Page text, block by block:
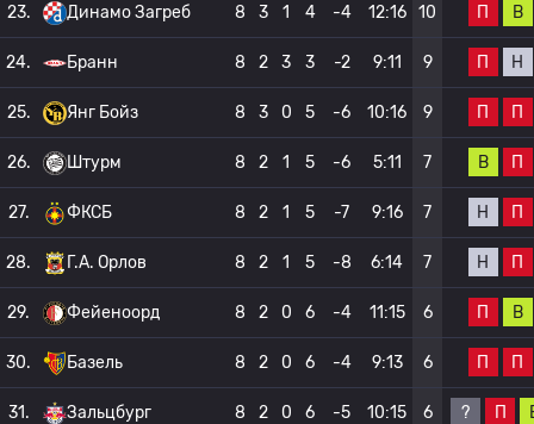
23. Динамо Загреб 8 3 1 4 -4 12:16 10 П В
24. Бранн 8 2 3 3 -2 9:11 9 П Н
25. Янг Бойз 8 3 0 5 -6 10:16 9 П П
26. Штурм 8 2 1 5 -6 5:11 7 В П
27. ФКСБ 8 2 1 5 -7 9:16 7 Н П
28. Г.А. Орлов 8 2 1 5 -8 6:14 7 Н П
29. Фейеноорд 8 2 0 6 -4 11:15 6 П В
30. Базель 8 2 0 6 -4 9:13 6 П П
31. Зальцбург 8 2 0 6 -5 10:15 6 ? П